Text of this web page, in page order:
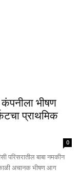
भीषण
प्राथमिक
0
परिसरातील बाबा नमकीन
सकाळी अचानक भीषण आग